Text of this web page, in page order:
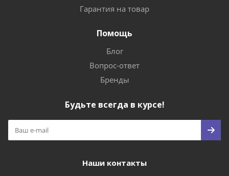
Гарантия на товар
Помощь
Блог
Вопрос-ответ
Бренды
Будьте всегда в курсе!
Наши контакты